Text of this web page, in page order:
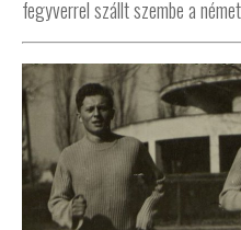
fegyverrel szállt szembe a